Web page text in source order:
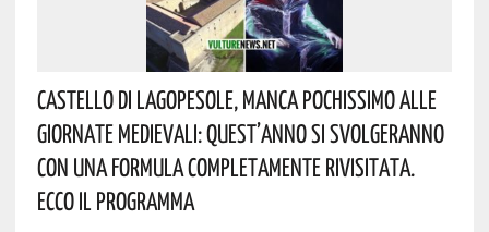
Castello Di Lagopesole, Manca Pochissimo Alle
Giornate Medievali: Quest’anno Si Svolgeranno
Con Una Formula Completamente Rivisitata.
Ecco Il Programma